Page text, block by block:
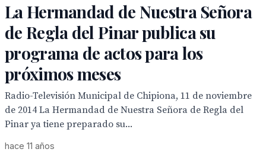
La Hermandad de Nuestra Señora
de Regla del Pinar publica su
programa de actos para los
próximos meses
Radio-Televisión Municipal de Chipiona, 11 de noviembre
de 2014 La Hermandad de Nuestra Señora de Regla del
Pinar ya tiene preparado su...
hace 11 años